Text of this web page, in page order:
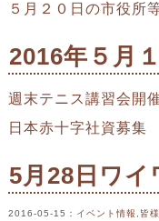
５月２０日の市役所
2016年５月
週末テニス講習会開
日本赤十字社資募集
5月28日ワイ
2016-05-15 ： イベント情報 皆